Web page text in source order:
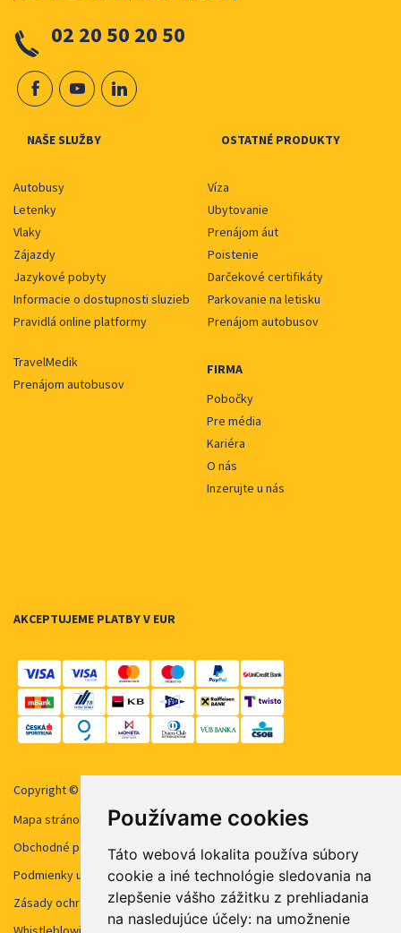
Používame cookies
Táto webová lokalita používa súbory
cookie a iné technológie sledovania na
zlepšenie vášho zážitku z prehliadania
na nasledujúce účely: na umožnenie
02 20 50 20 50
NAŠE SLUŽBY OSTATNÉ PRODUKTY
Autobusy
Letenky
Vlaky
Zájazdy
Jazykové pobyty
Informacie o dostupnosti sluzieb
Pravidlá online platformy
Víza
Ubytovanie
Prenájom áut
Poistenie
Darčekové certifikáty
Parkovanie na letisku
Prenájom autobusov
TravelMedik
Prenájom autobusov
FIRMA
Pobočky
Pre média
Kariéra
O nás
Inzerujte u nás
AKCEPTUJEME PLATBY V EUR
Copyright © 2026 STUDENT AGENCY, s.r.o. Všechna práva vyhrazena.
Mapa stránok
Obchodné podmienky
Podmienky užívanie cookies
Zásady ochrany osobných údajov